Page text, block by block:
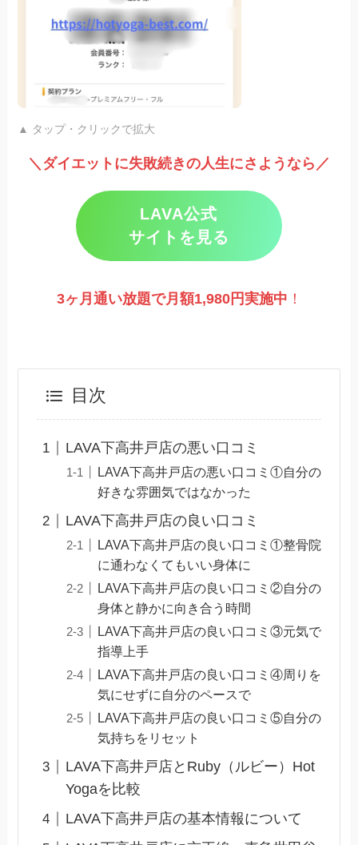
▲ タップ・クリックで拡大
＼ダイエットに失敗続きの人生にさようなら／
LAVA公式
サイトを見る
3ヶ月通い放題で月額1,980円実施中 ！
目次
LAVA下高井戸店の悪い口コミ
LAVA下高井戸店の悪い口コミ①自分の
好きな雰囲気ではなかった
LAVA下高井戸店の良い口コミ
LAVA下高井戸店の良い口コミ①整骨院
に通わなくてもいい身体に
LAVA下高井戸店の良い口コミ②自分の
身体と静かに向き合う時間
LAVA下高井戸店の良い口コミ③元気で
指導上手
LAVA下高井戸店の良い口コミ④周りを
気にせずに自分のペースで
LAVA下高井戸店の良い口コミ⑤自分の
気持ちをリセット
LAVA下高井戸店とRuby（ルビー）Hot
Yogaを比較
LAVA下高井戸店の基本情報について